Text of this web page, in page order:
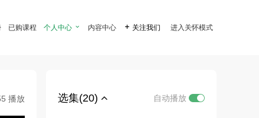
已购课程 个人中心  内容中心  关注我们 进入关怀模式
播放 选集(20) 自动播放